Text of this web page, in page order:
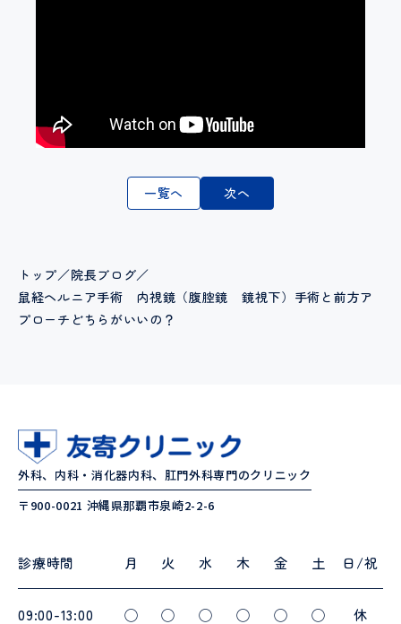
一覧へ 次へ
トップ／院長ブログ／
鼠経ヘルニア手術 内視鏡（腹腔鏡 鏡視下）手術と前方ア
プローチどちらがいいの？
外科、内科・消化器内科、肛門外科専門のクリニック
〒900-0021 沖縄県那覇市泉崎2-2-6
診療時間 月 火 水 木 金 土 日/祝
09:00-13:00 ◯ ◯ ◯ ◯ ◯ ◯ 休